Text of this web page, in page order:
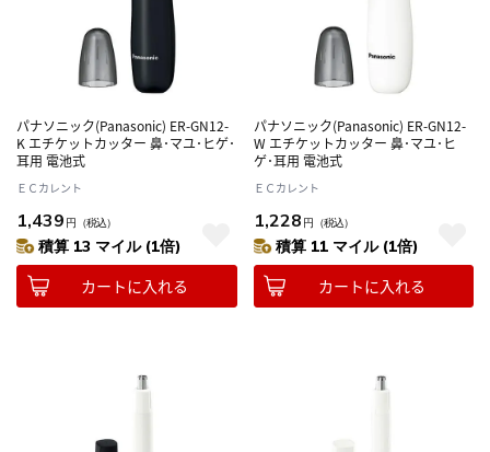
パナソニック(Panasonic) ER-GN12-
K エチケットカッター 鼻･マユ･ヒゲ･
耳用 電池式
ＥＣカレント
1,439 円 （税込）
積算 13 マイル (1倍)
カートに入れる
パナソニック(Panasonic) ER-GN12-
W エチケットカッター 鼻･マユ･ヒ
ゲ･耳用 電池式
ＥＣカレント
1,228 円 （税込）
積算 11 マイル (1倍)
カートに入れる